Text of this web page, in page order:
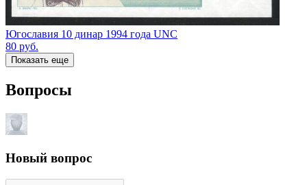
Югославия 10 динар 1994 года UNC
80 руб.
Показать еще
Вопросы
Новый вопрос